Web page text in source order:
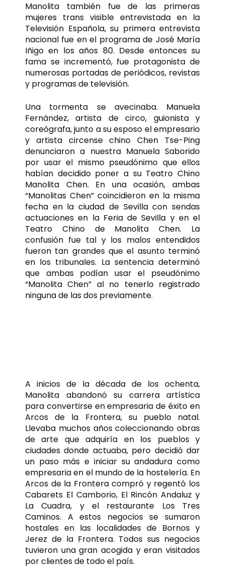
Manolita también fue de las primeras
mujeres trans visible entrevistada en la
Televisión Española, su primera entrevista
nacional fue en el programa de José María
Iñigo en los años 80. Desde entonces su
fama se incrementó, fue protagonista de
numerosas portadas de periódicos, revistas
y programas de televisión.
Una tormenta se avecinaba. Manuela
Fernández, artista de circo, guionista y
coreógrafa, junto a su esposo el empresario
y artista circense chino Chen Tse-Ping
denunciaron a nuestra Manuela Saborido
por usar el mismo pseudónimo que ellos
habían decidido poner a su Teatro Chino
Manolita Chen. En una ocasión, ambas
“Manolitas Chen” coincidieron en la misma
fecha en la ciudad de Sevilla con sendas
actuaciones en la Feria de Sevilla y en el
Teatro Chino de Manolita Chen. La
confusión fue tal y los malos entendidos
fueron tan grandes que el asunto terminó
en los tribunales. La sentencia determinó
que ambas podían usar el pseudónimo
“Manolita Chen” al no tenerlo registrado
ninguna de las dos previamente.
A inicios de la década de los ochenta,
Manolita abandonó su carrera artística
para convertirse en empresaria de éxito en
Arcos de la Frontera, su pueblo natal.
Llevaba muchos años coleccionando obras
de arte que adquiría en los pueblos y
ciudades donde actuaba, pero decidió dar
un paso más e iniciar su andadura como
empresaria en el mundo de la hostelería. En
Arcos de la Frontera compró y regentó los
Cabarets El Camborio, El Rincón Andaluz y
La Cuadra, y el restaurante Los Tres
Caminos. A estos negocios se sumaron
hostales en las localidades de Bornos y
Jerez de la Frontera. Todos sus negocios
tuvieron una gran acogida y eran visitados
por clientes de todo el país.